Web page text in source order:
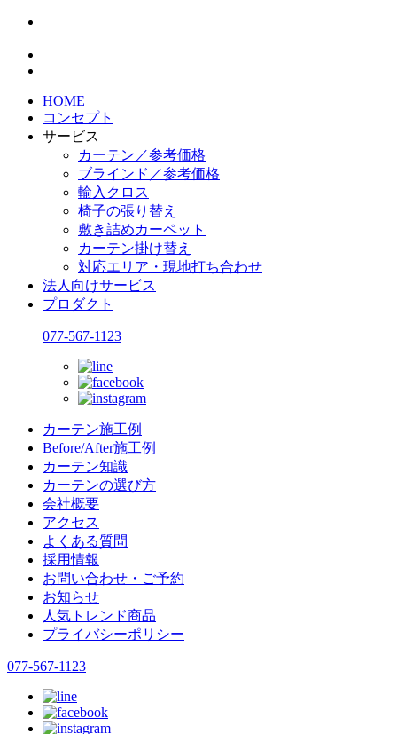
HOME
コンセプト
サービス
カーテン／参考価格
ブラインド／参考価格
輸入クロス
椅子の張り替え
敷き詰めカーペット
カーテン掛け替え
対応エリア・現地打ち合わせ
法人向けサービス
プロダクト
077-567-1123
カーテン施工例
Before/After施工例
カーテン知識
カーテンの選び方
会社概要
アクセス
よくある質問
採用情報
お問い合わせ・ご予約
お知らせ
人気トレンド商品
プライバシーポリシー
077-567-1123